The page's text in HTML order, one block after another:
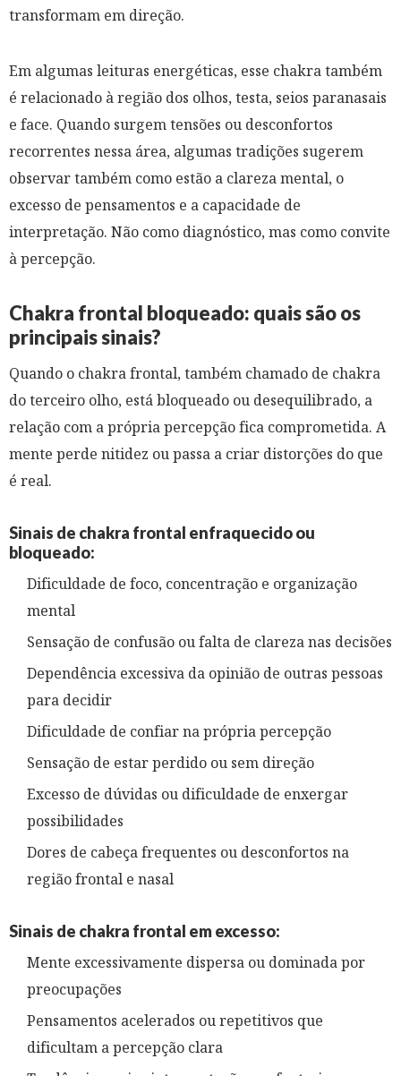
transformam em direção.
Em algumas leituras energéticas, esse chakra também
é relacionado à região dos olhos, testa, seios paranasais
e face. Quando surgem tensões ou desconfortos
recorrentes nessa área, algumas tradições sugerem
observar também como estão a clareza mental, o
excesso de pensamentos e a capacidade de
interpretação. Não como diagnóstico, mas como convite
à percepção.
Chakra frontal bloqueado: quais são os
principais sinais?
Quando o chakra frontal, também chamado de chakra
do terceiro olho, está bloqueado ou desequilibrado, a
relação com a própria percepção fica comprometida. A
mente perde nitidez ou passa a criar distorções do que
é real.
Sinais de chakra frontal enfraquecido ou
bloqueado:
Dificuldade de foco, concentração e organização
mental
Sensação de confusão ou falta de clareza nas decisões
Dependência excessiva da opinião de outras pessoas
para decidir
Dificuldade de confiar na própria percepção
Sensação de estar perdido ou sem direção
Excesso de dúvidas ou dificuldade de enxergar
possibilidades
Dores de cabeça frequentes ou desconfortos na
região frontal e nasal
Sinais de chakra frontal em excesso:
Mente excessivamente dispersa ou dominada por
preocupações
Pensamentos acelerados ou repetitivos que
dificultam a percepção clara